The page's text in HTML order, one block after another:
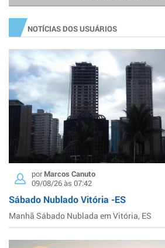
NOTÍCIAS DOS USUÁRIOS
porMarcos Canuto
09/08/26 às 07:42
Sábado Nublado Vitória -ES
Manhã Sábado Nublada em Vitória, ES